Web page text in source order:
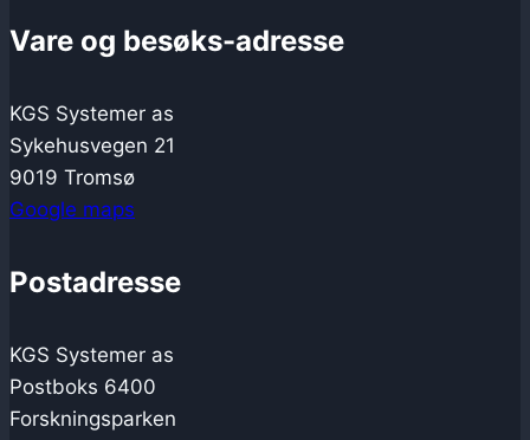
Vare og besøks-adresse
KGS Systemer as
Sykehusvegen 21
9019 Tromsø
Google maps
Postadresse
KGS Systemer as
Postboks 6400
Forskningsparken